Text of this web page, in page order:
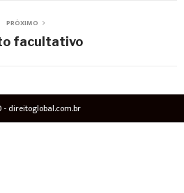
PRÓXIMO
facultativo
- direitoglobal.com.br